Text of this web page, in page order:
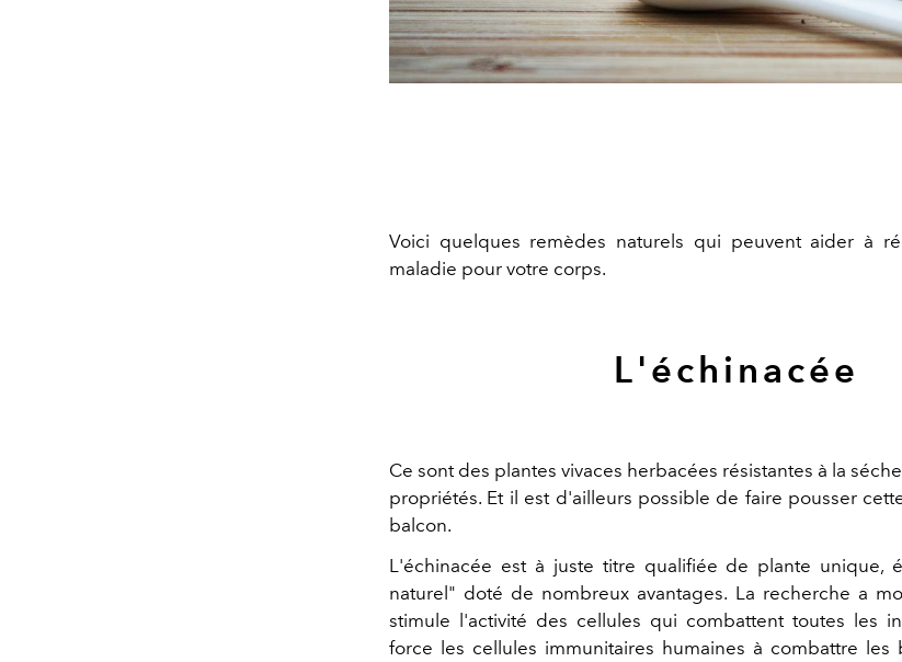
Voici quelques remèdes naturels qui peuvent aider à
maladie pour votre corps.
L'échinacée
Ce sont des plantes vivaces herbacées résistantes à la
propriétés. Et il est d'ailleurs possible de faire pousser
balcon.
L'échinacée est à juste titre qualifiée de plante unique,
naturel" doté de nombreux avantages. La recherche a
stimule l'activité des cellules qui combattent toutes les
force les cellules immunitaires humaines à combattre les